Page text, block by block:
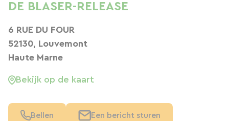
DE BLASER-RELEASE
6 RUE DU FOUR
52130, Louvemont
Haute Marne
Bekijk op de kaart
Bellen Een bericht sturen